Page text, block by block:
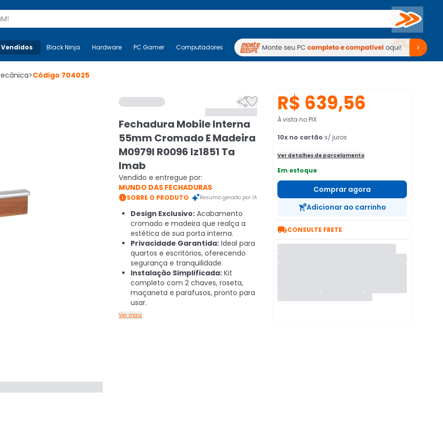
Buscar
Mais-v- Black Ninja Hardware PC Gamer Computadores Periféricos TV Venda no KaBuM!
Black Ninja Hardware PC Gamer Computadores Periféricos TV Venda no KaBuM!
>Código 704025

Fechadura Mobile Interna
55mm Cromado E Madeira
M0979l R0096 Iz1851 Ta
Imab
Vendido e entregue por:
MUNDO DAS FECHADURAS
SOBRE O PRODUTO Resumo gerado por IA
Design Exclusivo: Acabamento
cromado e madeira que realça a
estética de sua porta interna.
Privacidade Garantida: Ideal para
quartos e escritórios, oferecendo
segurança e tranquilidade.
Instalação Simplificada: Kit
completo com 2 chaves, roseta,
maçaneta e parafusos, pronto para
usar.
Ver mais
R$ 639,56
À vista no PIX
10x no cartão s/ juros
Ver detalhes de parcelamento
Em estoque
Comprar agora
Adicionar ao carrinho
CONSULTE FRETE